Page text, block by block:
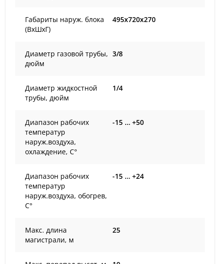
Габариты наруж. блока
(ВxШxГ)
495x720x270
Диаметр газовой трубы,
дюйм
3/8
Диаметр жидкостной
трубы, дюйм
1/4
Диапазон рабочих
температур
наруж.воздуха,
охлаждение, С°
-15 … +50
Диапазон рабочих
температур
наруж.воздуха, обогрев,
С°
-15 … +24
Макс. длина
магистрали, м
25